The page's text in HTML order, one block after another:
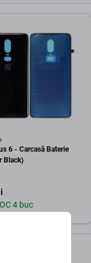
6 - Carcasă Baterie
Black)
4 buc